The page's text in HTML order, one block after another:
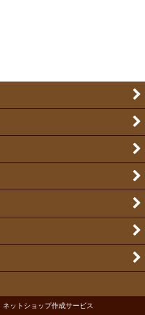
ネットショップ作成サービス